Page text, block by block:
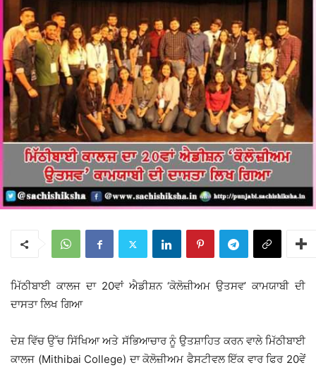
ਮਿੱਠੀਬਾਈ ਕਾਲਜ ਦਾ 20ਵਾਂ ਐਡੀਸ਼ਨ ‘ਕੋਲੋਜ਼ੀਅਮ ਉਤਸਵ’ ਕਾਮਯਾਬੀ ਦੀ
ਦਾਸਤਾ ਲਿਖ ਗਿਆ
ਦੇਸ਼ ਵਿੱਚ ਉੱਚ ਸਿੱਖਿਆ ਅਤੇ ਸੱਭਿਆਚਾਰ ਨੂੰ ਉਤਸ਼ਾਹਿਤ ਕਰਨ ਵਾਲੇ ਮਿੱਠੀਬਾਈ
ਕਾਲਜ (Mithibai College) ਦਾ ਕੋਲੋਜ਼ੀਅਮ ਫੈਸਟੀਵਲ ਇੱਕ ਵਾਰ ਫਿਰ 20ਵੇਂ